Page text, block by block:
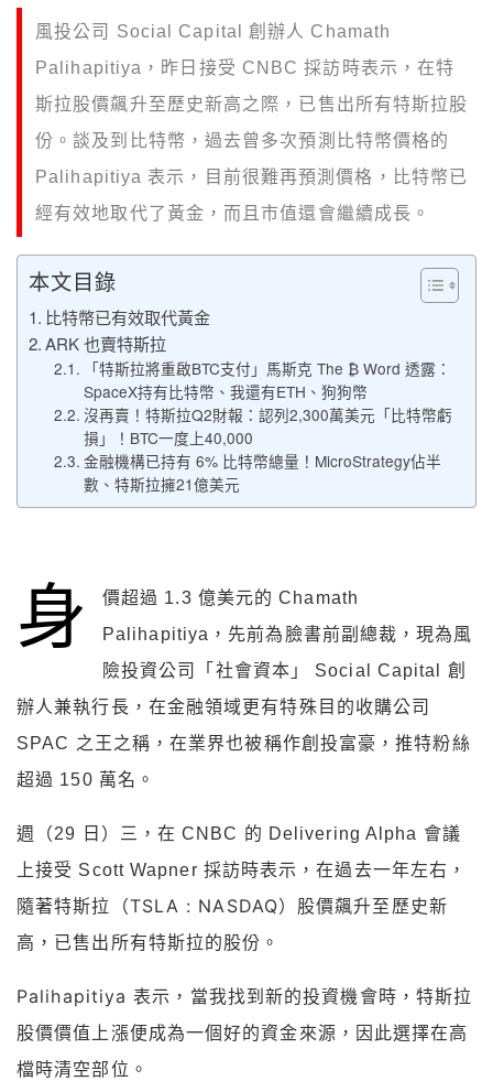
風投公司 Social Capital 創辦人 Chamath
Palihapitiya，昨日接受 CNBC 採訪時表示，在特
斯拉股價飆升至歷史新高之際，已售出所有特斯拉股
份。談及到比特幣，過去曾多次預測比特幣價格的
Palihapitiya 表示，目前很難再預測價格，比特幣已
經有效地取代了黃金，而且市值還會繼續成長。
本文目錄
比特幣已有效取代黃金
ARK 也賣特斯拉
「特斯拉將重啟BTC支付」馬斯克 The ₿ Word 透露：
SpaceX持有比特幣、我還有ETH、狗狗幣
沒再賣！特斯拉Q2財報：認列2,300萬美元「比特幣虧
損」！BTC一度上40,000
金融機構已持有 6% 比特幣總量！MicroStrategy佔半
數、特斯拉擁21億美元
身
價超過 1.3 億美元的 Chamath
Palihapitiya，先前為臉書前副總裁，現為風
險投資公司「社會資本」 Social Capital 創
辦人兼執行長，在金融領域更有特殊目的收購公司
SPAC 之王之稱，在業界也被稱作創投富豪，推特粉絲
超過 150 萬名。
週（29 日）三，在 CNBC 的 Delivering Alpha 會議
上接受 Scott Wapner 採訪時表示，在過去一年左右，
隨著特斯拉（TSLA : NASDAQ）股價飆升至歷史新
高，已售出所有特斯拉的股份。
Palihapitiya 表示，當我找到新的投資機會時，特斯拉
股價價值上漲便成為一個好的資金來源，因此選擇在高
檔時清空部位。